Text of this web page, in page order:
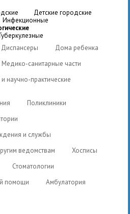
детские городские
инфекционные
туберкулезные
Диспансеры
Дома ребенка
Медико-санитарные части
Поликлиники
и службы
ведомствам
Хосписы
Стоматологии
помощи
Амбулатория